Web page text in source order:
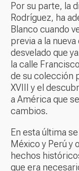
Por su parte, la
Rodríguez, ha
Blanco cuando
previa a la
desvelado que
la calle
de su colección
XVIII y el
a América que
cambios.
En esta última
México y Perú y
hechos
que era